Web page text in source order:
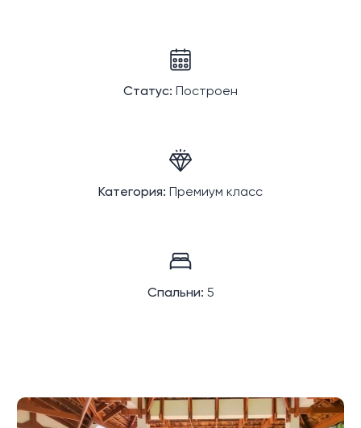
Статус: Построен
Категория: Премиум класс
Спальни: 5